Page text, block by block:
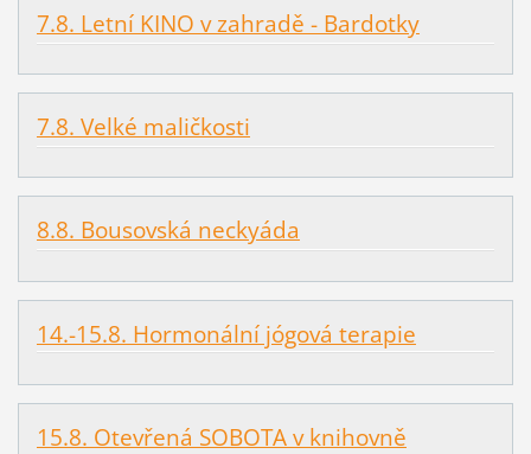
7.8. Letní KINO v zahradě - Bardotky
7.8. Velké maličkosti
8.8. Bousovská neckyáda
14.-15.8. Hormonální jógová terapie
15.8. Otevřená SOBOTA v knihovně